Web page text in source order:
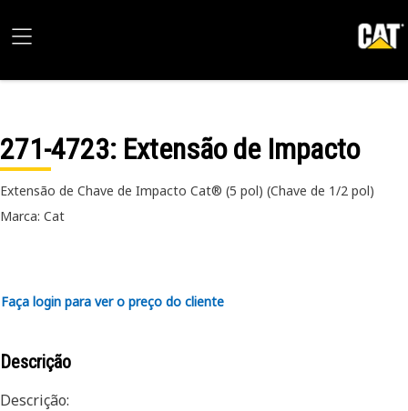
271-4723: Extensão de Impacto
Extensão de Chave de Impacto Cat® (5 pol) (Chave de 1/2 pol)
Marca: Cat
Faça login para ver o preço do cliente
Descrição
Descrição: